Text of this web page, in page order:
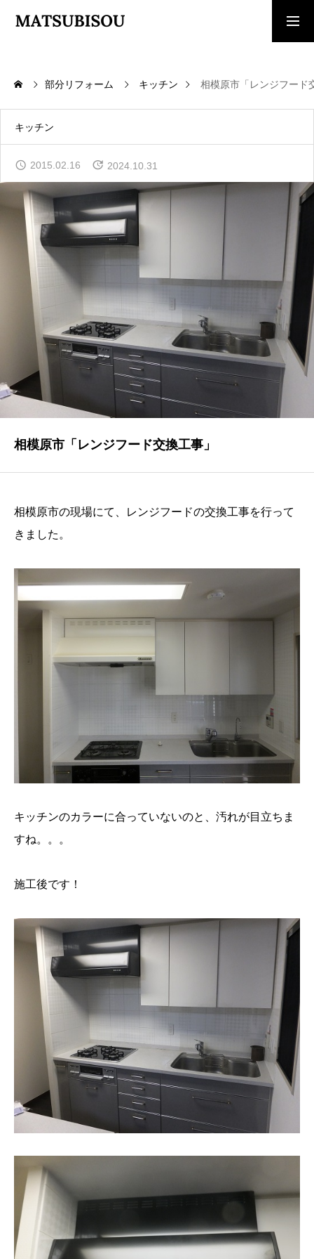
トップページ
WORKS
COMPANY
会社概要
CONTACT
お問い合わせ
NEWS
最新情報
Q&A
よくあるご質問
ENTRY
PRIVACY POLICY
個人情報保護方針
部分リフォーム キッチン 相模原市「レンジフード
キッチン
2015.02.16 2024.10.31
相模原市「レンジフード交換工事」
相模原市の現場にて、レンジフードの交換工事を行って
きました。
キッチンのカラーに合っていないのと、汚れが目立ちま
すね。。。
施工後です！